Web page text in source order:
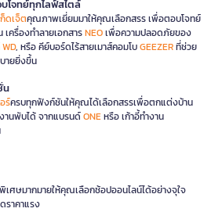
โจทย์ทุกไลฟ์สไตล์
ดเจ็ตคุณภาพเยี่ยมมาให้คุณเลือกสรร เพื่อตอบโจทย์
ครื่องทำลายเอกสารNEOเพื่อความปลอดภัยของ
WD, หรือ คีย์บอร์ดไร้สายเมาส์คอมโบGEEZERที่ช่วย
ายยิ่งขึ้น
น
ร์ครบทุกฟังก์ชันให้คุณได้เลือกสรรเพื่อตกแต่งบ้าน
งานพับได้ จากแบรนด์ONEหรือ เก้าอี้ทำงาน
เศษมากมายให้คุณเลือกช้อปออนไลน์ได้อย่างจุใจ
าคาแรง